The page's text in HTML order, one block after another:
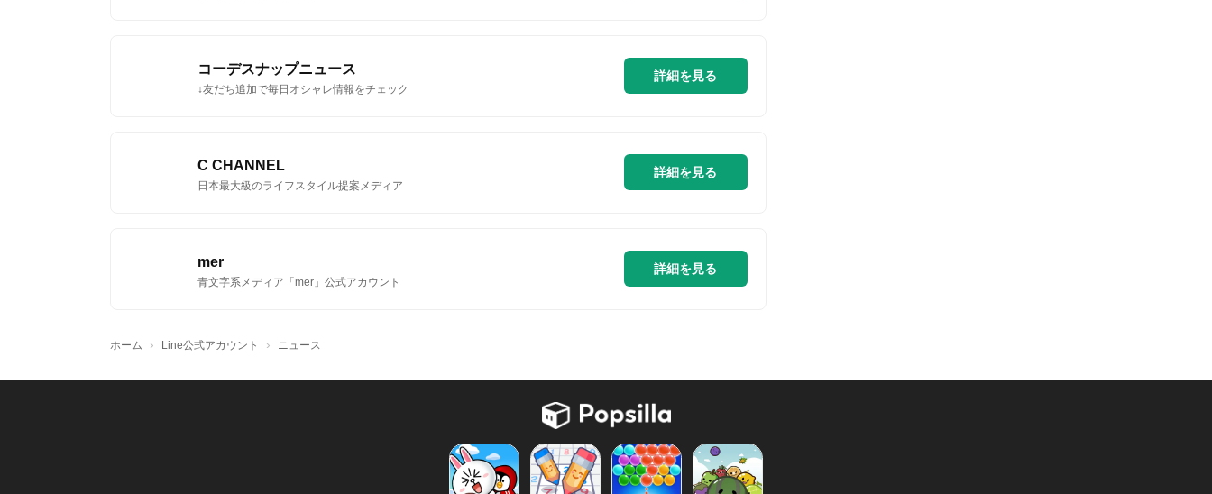
コーデスナップニュース
↓友だち追加で毎日オシャレ情報をチェック
詳細を見る
C CHANNEL
日本最大級のライフスタイル提案メディア
詳細を見る
mer
青文字系メディア「mer」公式アカウント
詳細を見る
ホーム › Line公式アカウント › ニュース